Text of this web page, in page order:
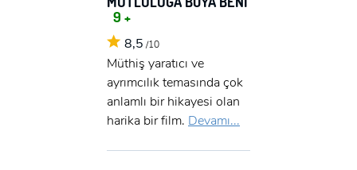
9 +
8,5 /10
Müthiş yaratıcı ve
ayrımcılık temasında çok
anlamlı bir hikayesi olan
harika bir film. Devamı...